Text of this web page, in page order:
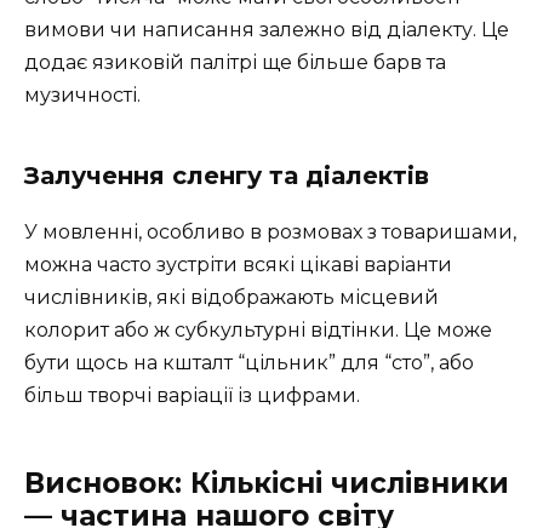
вимови чи написання залежно від діалекту. Це
додає язиковій палітрі ще більше барв та
музичності.
Залучення сленгу та діалектів
У мовленні, особливо в розмовах з товаришами,
можна часто зустріти всякі цікаві варіанти
числівників, які відображають місцевий
колорит або ж субкультурні відтінки. Це може
бути щось на кшталт “цільник” для “сто”, або
більш творчі варіації із цифрами.
Висновок: Кількісні числівники
— частина нашого світу